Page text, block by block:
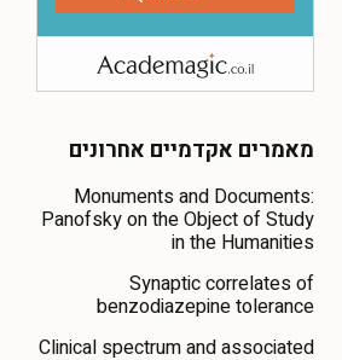
מאמרים אקדמיים אחרונים
Monuments and Documents:
Panofsky on the Object of Study
in the Humanities
Synaptic correlates of
benzodiazepine tolerance
Clinical spectrum and associated